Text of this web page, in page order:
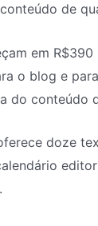
de
em R$390
o blog e
do conteúdo
doze